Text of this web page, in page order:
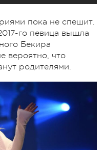
пока не спешит.
го певица вышла
Бекира
вероятно, что
родителями.